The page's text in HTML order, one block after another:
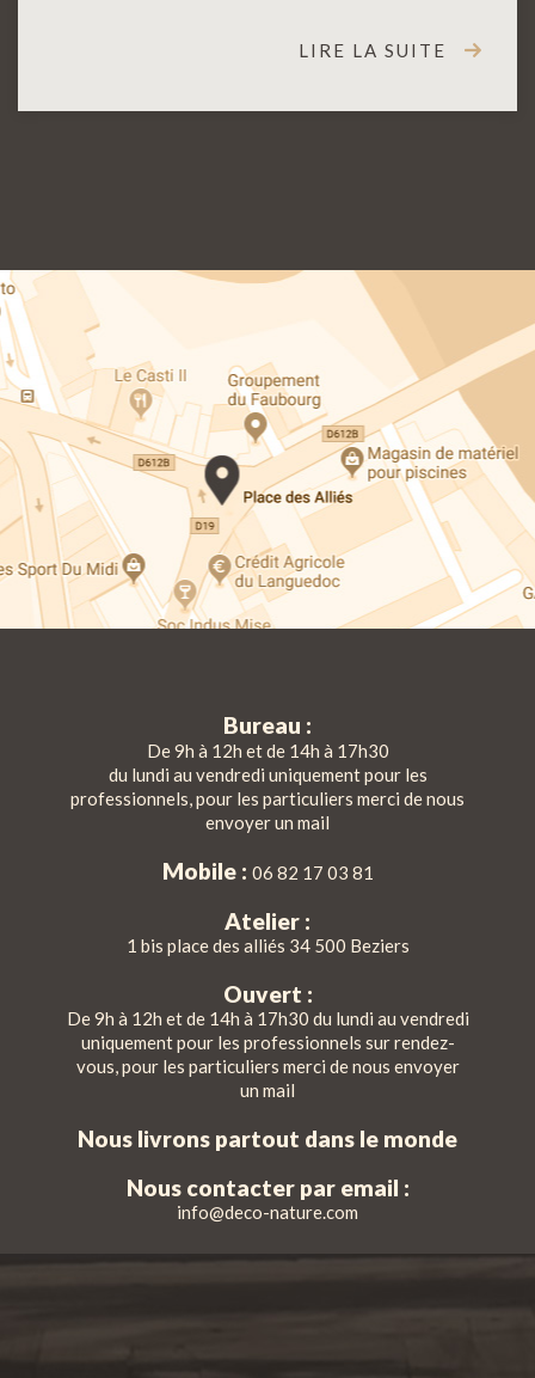
LIRE LA SUITE
Bureau :
De 9h à 12h et de 14h à 17h30
du lundi au vendredi uniquement pour les
professionnels, pour les particuliers merci de nous
envoyer un mail
Mobile : 06 82 17 03 81
Atelier :
1 bis place des alliés 34 500 Beziers
Ouvert :
De 9h à 12h et de 14h à 17h30 du lundi au vendredi
uniquement pour les professionnels sur rendez-
vous, pour les particuliers merci de nous envoyer
un mail
Nous livrons partout dans le monde
Nous contacter par email :
info@deco-nature.com